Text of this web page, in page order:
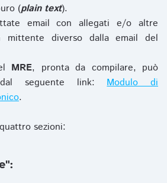
(plain text).
email con allegati e/o altre
mittente diverso dalla email del
MRE, pronta da compilare, può
dal seguente link:Modulo di
.
sezioni: